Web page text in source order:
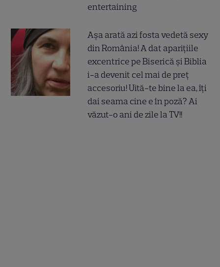
entertaining
Așa arată azi fosta vedetă sexy
din România! A dat aparițiile
excentrice pe Biserică și Biblia
i-a devenit cel mai de preț
accesoriu! Uită-te bine la ea, îți
dai seama cine e în poză? Ai
văzut-o ani de zile la TV!!